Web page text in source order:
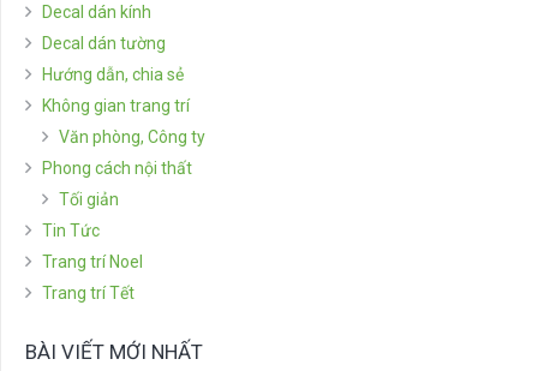
Decal dán kính
Decal dán tường
Hướng dẫn, chia sẻ
Không gian trang trí
Văn phòng, Công ty
Phong cách nội thất
Tối giản
Tin Tức
Trang trí Noel
Trang trí Tết
BÀI VIẾT MỚI NHẤT